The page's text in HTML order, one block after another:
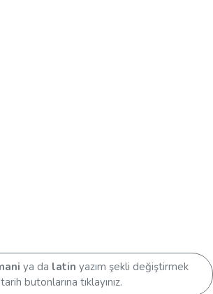
ya da latin yazım şekli değiştirmek
butonlarına tıklayınız.